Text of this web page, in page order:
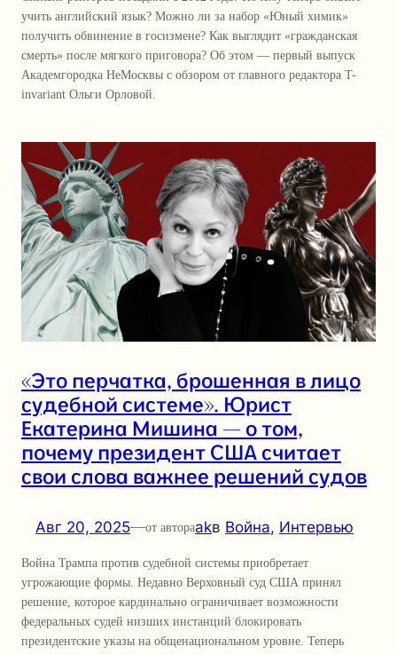
учить английский язык? Можно ли за набор «Юный химик»
получить обвинение в госизмене? Как выглядит «гражданская
смерть» после мягкого приговора? Об этом — первый выпуск
Академгородка НеМосквы с обзором от главного редактора T-
invariant Ольги Орловой.
«Это перчатка, брошенная в лицо
судебной системе». Юрист
Екатерина Мишина — о том,
почему президент США считает
свои слова важнее решений судов
Авг 20, 2025—от автораakв Война, Интервью
Война Трампа против судебной системы приобретает
угрожающие формы. Недавно Верховный суд США принял
решение, которое кардинально ограничивает возможности
федеральных судей низших инстанций блокировать
президентские указы на общенациональном уровне. Теперь